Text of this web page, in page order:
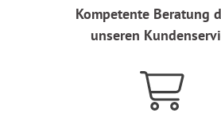
Kompetente Beratung
unseren